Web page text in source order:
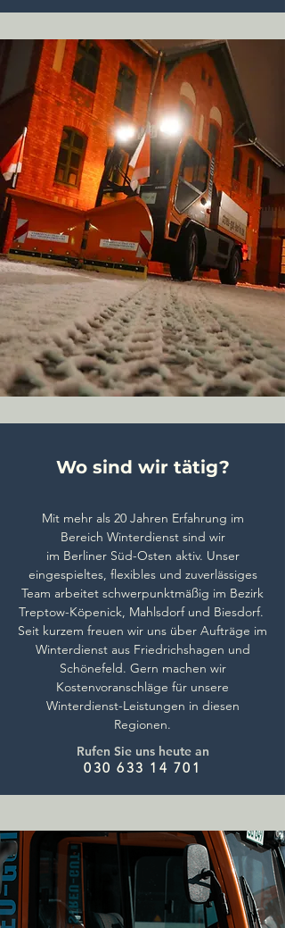
Wo sind wir tätig?
Mit mehr als 20 Jahren Erfahrung im
Bereich Winterdienstsind wir
im Berliner Süd-Osten aktiv. Unser
eingespieltes, flexibles und zuverlässiges
Team arbeitet schwerpunktmäßig im Bezirk
Treptow-Köpenick, Mahlsdorf und Biesdorf.
Seit kurzem freuen wir uns über Aufträge im
Winterdienst aus Friedrichshagen und
Schönefeld. Gern machen wir
Kostenvoranschläge für unsere
Winterdienst-Leistungen in diesen
Regionen.
Rufen Sie uns heute an
030 633 14 701